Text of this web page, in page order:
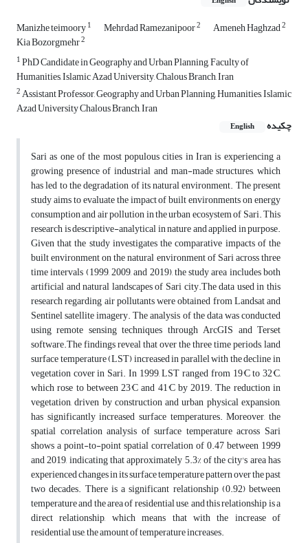
Manizhe teimoory1 Mehrdad Ramezanipoor2 Ameneh Haghzad2
Kia Bozorgmehr2
1PhD Candidate in Geography and Urban Planning, Faculty of
Humanities, Islamic Azad University, Chalous Branch, Iran
2Assistant Professor, Geography and Urban Planning, Humanities, Islamic
Azad University Chalous Branch, Iran
چکیده
English
Sari as one of the most populous cities in Iran is experiencing a
growing presence of industrial and man-made structures, which
has led to the degradation of its natural environment. The present
study aims to evaluate the impact of built environments on energy
consumption and air pollution in the urban ecosystem of Sari. This
research is descriptive-analytical in nature and applied in purpose.
Given that the study investigates the comparative impacts of the
built environment on the natural environment of Sari across three
time intervals (1999, 2009, and 2019), the study area includes both
artificial and natural landscapes of Sari city.The data used in this
research regarding air pollutants were obtained from Landsat and
Sentinel satellite imagery. The analysis of the data was conducted
using remote sensing techniques through ArcGIS and Terset
software.The findings reveal that over the three time periods, land
surface temperature (LST) increased in parallel with the decline in
vegetation cover in Sari. In 1999, LST ranged from 19°C to 32°C,
which rose to between 23°C and 41°C by 2019. The reduction in
vegetation, driven by construction and urban physical expansion,
has significantly increased surface temperatures. Moreover, the
spatial correlation analysis of surface temperature across Sari
shows a point-to-point spatial correlation of 0.47 between 1999
and 2019, indicating that approximately 5.3% of the city's area has
experienced changes in its surface temperature pattern over the past
two decades. There is a significant relationship (0.92) between
temperature and the area of residential use, and this relationship is a
direct relationship, which means that with the increase of
residential use, the amount of temperature increases.